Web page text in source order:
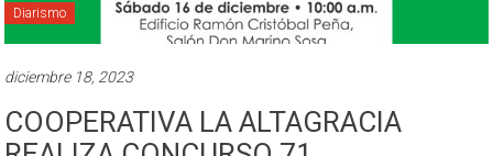
Diarismo
diciembre 18, 2023
COOPERATIVA LA ALTAGRACIA